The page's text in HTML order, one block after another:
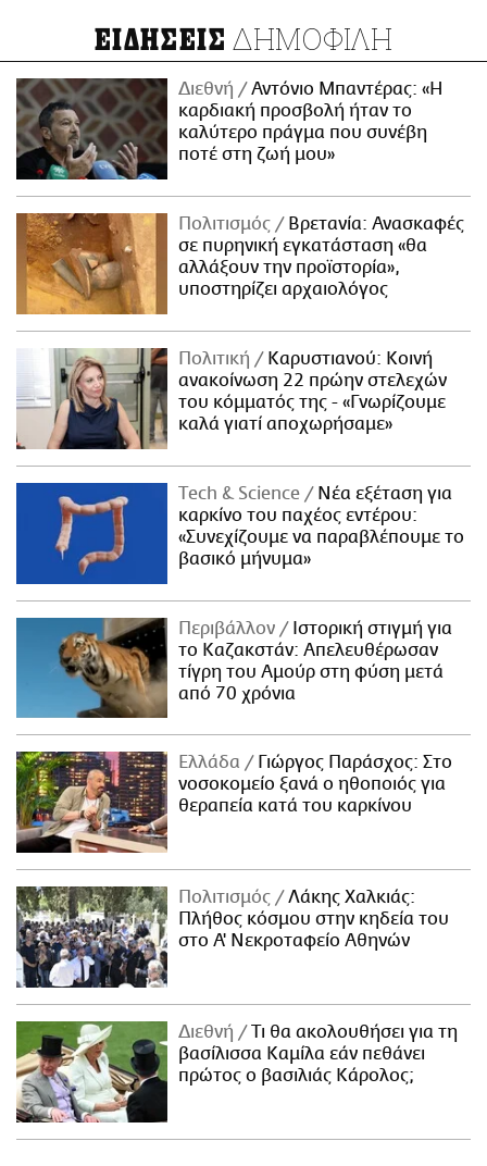
ΕΙΔΗΣΕΙΣ ΔΗΜΟΦΙΛΗ
Διεθνή
Αντόνιο Μπαντέρας: «Η
καρδιακή προσβολή ήταν το
καλύτερο πράγμα που συνέβη
ποτέ στη ζωή μου»
Πολιτισμός
Βρετανία: Ανασκαφές
σε πυρηνική εγκατάσταση «θα
αλλάξουν την προϊστορία»,
υποστηρίζει αρχαιολόγος
Πολιτική
Καρυστιανού: Κοινή
ανακοίνωση 22 πρώην στελεχών
του κόμματός της - «Γνωρίζουμε
καλά γιατί αποχωρήσαμε»
Τech & Science
Νέα εξέταση για
καρκίνο του παχέος εντέρου:
«Συνεχίζουμε να παραβλέπουμε το
βασικό μήνυμα»
Περιβάλλον
Ιστορική στιγμή για
το Καζακστάν: Απελευθέρωσαν
τίγρη του Αμούρ στη φύση μετά
από 70 χρόνια
Ελλάδα
Γιώργος Παράσχος: Στο
νοσοκομείο ξανά ο ηθοποιός για
θεραπεία κατά του καρκίνου
Πολιτισμός
Λάκης Χαλκιάς:
Πλήθος κόσμου στην κηδεία του
στο Α' Νεκροταφείο Αθηνών
Διεθνή
Τι θα ακολουθήσει για τη
βασίλισσα Καμίλα εάν πεθάνει
πρώτος ο βασιλιάς Κάρολος;